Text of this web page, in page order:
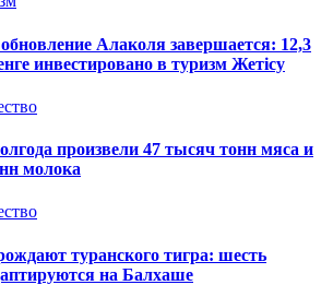
Алаколя завершается: 12,3
инвестировано в туризм Жетісу
произвели 47 тысяч тонн мяса и
молока
туранского тигра: шесть
на Балхаше